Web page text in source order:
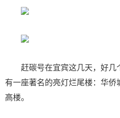
赶碳号在宜宾这几天，好
有一座著名的亮灯烂尾楼：华
高楼。